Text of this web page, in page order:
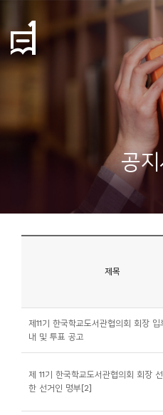
공
제목
제11기 한국학교도서관협의회 회장
내 및 투표 공고
제 11기 한국학교도서관협의회 회장
한 선거인 명부[2]
지
사
티